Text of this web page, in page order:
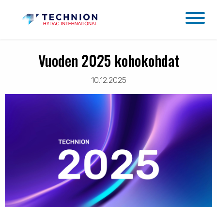
Vuoden 2025 kohokohdat
10.12.2025